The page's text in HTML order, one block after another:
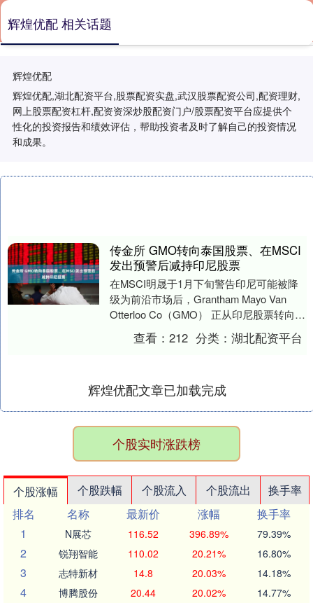
辉煌优配
辉煌优配,湖北配资平台,股票配资实盘,武汉股票配资公司,配资理财,
网上股票配资杠杆,配资资深炒股配资门户/股票配资平台应提供个
性化的投资报告和绩效评估，帮助投资者及时了解自己的投资情况
和成果。
辉煌优配 相关话题
传金所 GMO转向泰国股票、在MSCI
发出预警后减持印尼股票
在MSCI明晟于1月下旬警告印尼可能被降
级为前沿市场后，Grantham Mayo Van
Otterloo Co（GMO） 正从印尼股票转向配
置泰国股票。 这....
查看：212 分类：湖北配资平台
辉煌优配文章已加载完成
个股实时涨跌榜
个股涨幅 个股跌幅 个股流入 个股流出
换手率
排名
名称 最新价 涨幅
换手率
1
N展芯 116.52 396.89% 79.39%
2 锐翔智能 110.02 20.21% 16.80%
3 志特新材 14.8 20.03% 14.18%
4 博腾股份 20.44 20.02% 14.77%